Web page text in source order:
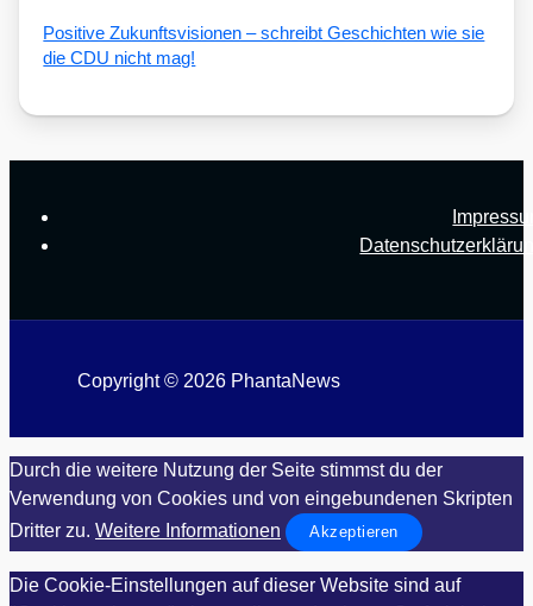
Posi­ti­ve Zukunfts­vi­sio­nen – schreibt Geschich­ten wie sie
die CDU nicht mag!
Copyright © 2026 PhantaNews
Durch die weitere Nutzung der Seite stimmst du der
Verwendung von Cookies und von eingebundenen Skripten
Dritter zu. Weitere Informationen Akzeptieren
Die Cookie-Einstellungen auf dieser Website sind auf